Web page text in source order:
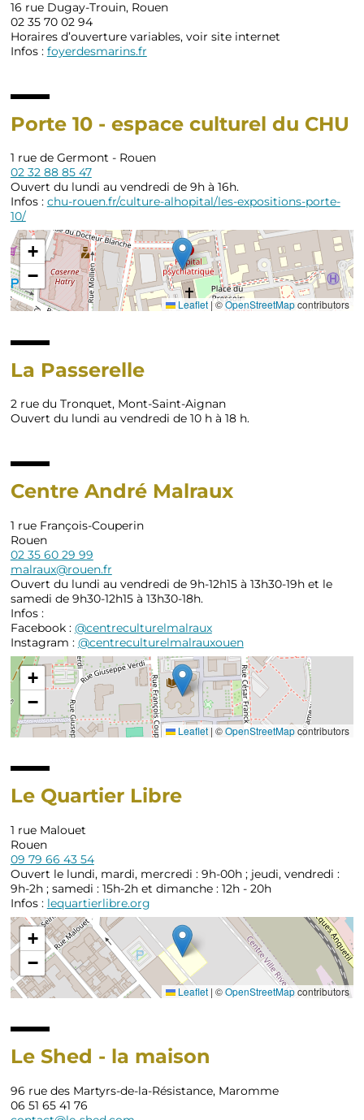
16 rue Dugay-Trouin, Rouen
02 35 70 02 94
Horaires d’ouverture variables, voir site internet
Infos : foyerdesmarins.fr
Porte 10 - espace culturel du CHU
1 rue de Germont - Rouen
02 32 88 85 47
Ouvert du lundi au vendredi de 9h à 16h.
Infos : chu-rouen.fr/culture-alhopital/les-expositions-porte-
10/
+
−
Leaflet |©OpenStreetMapcontributors
La Passerelle
2 rue du Tronquet, Mont-Saint-Aignan
Ouvert du lundi au vendredi de 10 h à 18 h.
Centre André Malraux
1 rue François-Couperin
Rouen
02 35 60 29 99
malraux@rouen.fr
Ouvert du lundi au vendredi de 9h-12h15 à 13h30-19h et le
samedi de 9h30-12h15 à 13h30-18h.
Infos :
Facebook : @centreculturelmalraux
Instagram : @centreculturelmalrauxouen
+
−
Leaflet | ©OpenStreetMapcontributors
Le Quartier Libre
1 rue Malouet
Rouen
09 79 66 43 54
Ouvert le lundi, mardi, mercredi : 9h-00h ; jeudi, vendredi :
9h-2h ; samedi : 15h-2h et dimanche : 12h - 20h
Infos : lequartierlibre.org
+
−
Leaflet | ©OpenStreetMapcontributors
Le Shed - la maison
96 rue des Martyrs-de-la-Résistance, Maromme
06 51 65 41 76